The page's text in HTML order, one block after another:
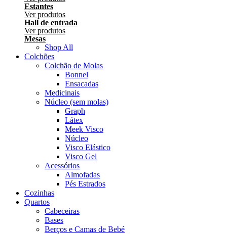
Estantes
Ver produtos
Hall de entrada
Ver produtos
Mesas
Shop All
Colchões
Colchão de Molas
Bonnel
Ensacadas
Medicinais
Núcleo (sem molas)
Graph
Látex
Meek Visco
Núcleo
Visco Elástico
Visco Gel
Acessórios
Almofadas
Pés Estrados
Cozinhas
Quartos
Cabeceiras
Bases
Berços e Camas de Bebé